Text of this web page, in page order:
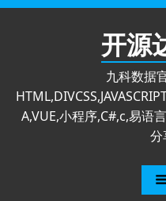
跳
开源
九科数据
A,VUE,小程序,C#,c,易语
分